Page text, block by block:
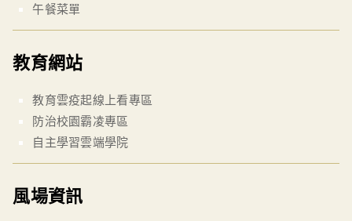
午餐菜單
教育網站
教育雲疫起線上看專區
防治校園霸凌專區
自主學習雲端學院
風場資訊